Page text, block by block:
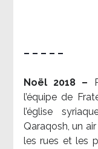
– – – – –
Noël 2018 –
l’équipe de
l’église
Qaraqosh, un
les rues et les